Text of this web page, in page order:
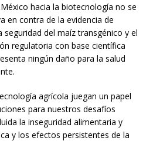
hacia la biotecnología no se
en contra de la evidencia de
seguridad del maíz transgénico y el
regulatoria con base científica
ningún daño para la salud
agrícola juegan un papel
para nuestros desafíos
la inseguridad alimentaria y
y los efectos persistentes de la